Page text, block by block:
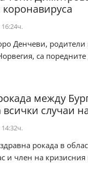
коронавируса
16:24ч.
Денчеви,
са
между
случаи
14:32ч.
рокада в
и член на